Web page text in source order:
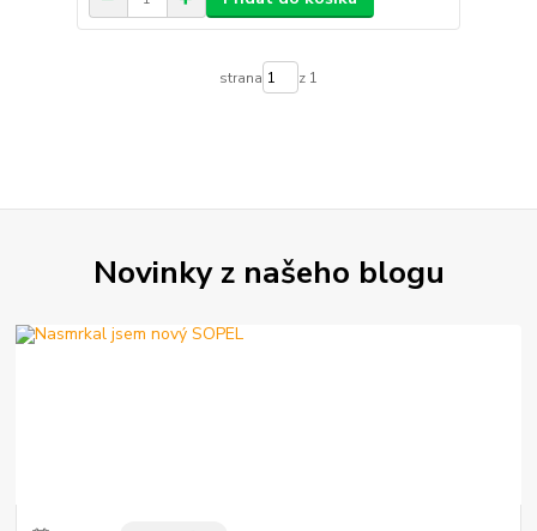
strana z 1
Novinky z našeho blogu